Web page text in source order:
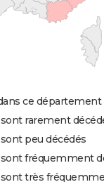
ce département
rarement
peu décédés
fréquemment
très